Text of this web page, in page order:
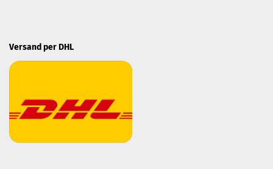
Versand per DHL